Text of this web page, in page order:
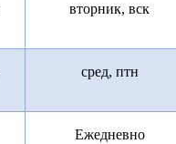
вторник, вск
сред, птн
Ежедневно